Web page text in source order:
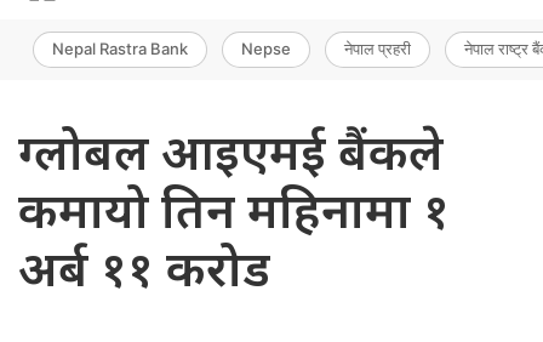
Nepal Rastra Bank Nepse नेपाल प्रहरी नेपाल राष्ट्र
ग्लोबल आइएमई बैंकले
कमायो तिन महिनामा १
अर्ब ११ करोड